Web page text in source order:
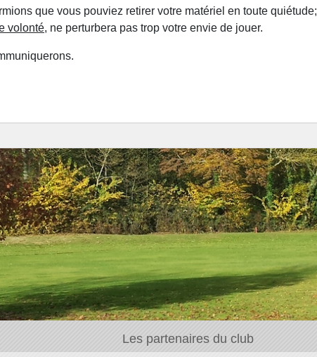
que vous pouviez retirer votre matériel en toute
volonté, ne perturbera pas trop votre envie de jouer.
Les partenaires du club